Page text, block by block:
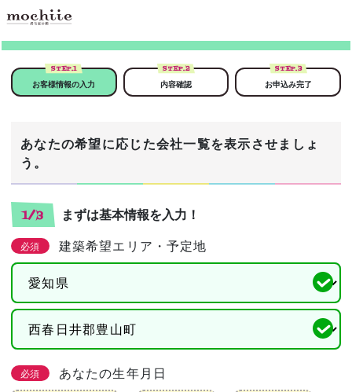
STEP.1
お客様情報の入力
STEP.2
内容確認
STEP.3
お申込み完了
あなたの希望に応じた会社一覧を表示させましょ
う。
1/3 まずは基本情報を入力！
必須 建築希望エリア・予定地
必須 あなたの生年月日